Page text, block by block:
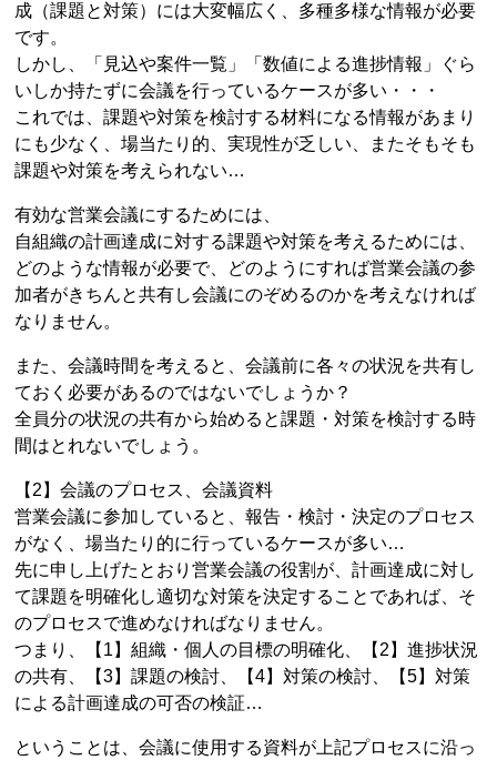
成（課題と対策）には大変幅広く、多種多様な情報が必要
です。
しかし、「見込や案件一覧」「数値による進捗情報」ぐら
いしか持たずに会議を行っているケースが多い・・・
これでは、課題や対策を検討する材料になる情報があまり
にも少なく、場当たり的、実現性が乏しい、またそもそも
課題や対策を考えられない…
有効な営業会議にするためには、
自組織の計画達成に対する課題や対策を考えるためには、
どのような情報が必要で、どのようにすれば営業会議の参
加者がきちんと共有し会議にのぞめるのかを考えなければ
なりません。
また、会議時間を考えると、会議前に各々の状況を共有し
ておく必要があるのではないでしょうか？
全員分の状況の共有から始めると課題・対策を検討する時
間はとれないでしょう。
【2】会議のプロセス、会議資料
営業会議に参加していると、報告・検討・決定のプロセス
がなく、場当たり的に行っているケースが多い…
先に申し上げたとおり営業会議の役割が、計画達成に対し
て課題を明確化し適切な対策を決定することであれば、そ
のプロセスで進めなければなりません。
つまり、【1】組織・個人の目標の明確化、【2】進捗状況
の共有、【3】課題の検討、【4】対策の検討、【5】対策
による計画達成の可否の検証…
ということは、会議に使用する資料が上記プロセスに沿っ